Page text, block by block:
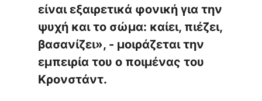
είναι εξαιρετικά φονική για την
ψυχή και το σώμα: καίει, πιέζει,
βασανίζει», - μοιράζεται την
εμπειρία του ο ποιμένας του
Κρονστάντ.